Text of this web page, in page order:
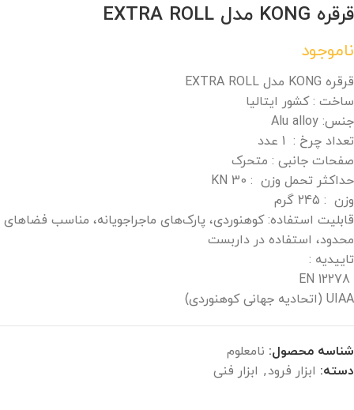
قرقره KONG مدل EXTRA ROLL
ناموجود
قرقره KONG مدل EXTRA ROLL
ساخت : کشور ایتالیا
جنس: Alu alloy
تعداد چرخ : 1 عدد
صفحات جانبی : متحرک
حداکثر تحمل وزن : KN 30
وزن : 245 گرم
قابلیت استفاده: کوهنوردی، پارک‌‌های ماجراجویانه، مناسب فضاهای
محدود، استفاده در داربست
تاییدیه :
UIAA (اتحادیه جهانی کوهنوردی)
شناسه محصول: نامعلوم
دسته: ابزار فرود, ابزار فنی